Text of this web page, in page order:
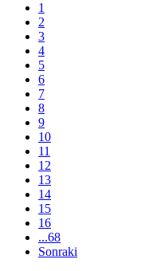
1
2
3
4
5
6
7
8
9
10
11
12
13
14
15
16
...68
Sonraki